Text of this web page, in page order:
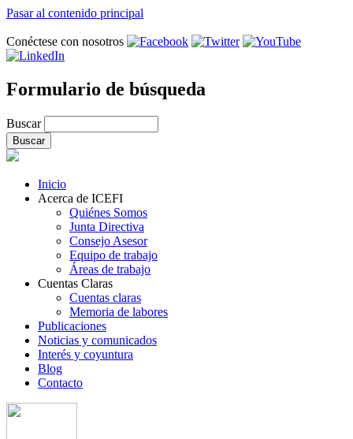
Pasar al contenido principal
Conéctese con nosotros
Formulario de búsqueda
Buscar
Inicio
Acerca de ICEFI
Quiénes Somos
Junta Directiva
Consejo Asesor
Equipo de trabajo
Áreas de trabajo
Cuentas Claras
Cuentas claras
Memoria de labores
Publicaciones
Noticias y comunicados
Interés y coyuntura
Blog
Contacto